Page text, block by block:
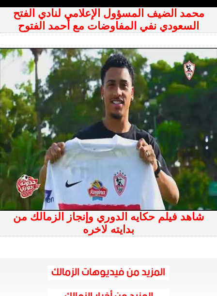
محمد الضيف المسؤول الإعلامي لنادي الفتح
السعودي نفي المفاوضات مع أحمد الفتوح
شاهد فيلم حكايه الدوري وإنجاز الزمالك من
بدايته لاخره